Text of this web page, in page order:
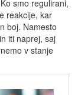
smo regulirani,
reakcije, kar
boj. Namesto
iti naprej, saj
v stanje